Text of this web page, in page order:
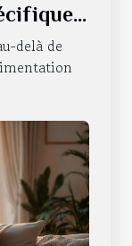
delà de